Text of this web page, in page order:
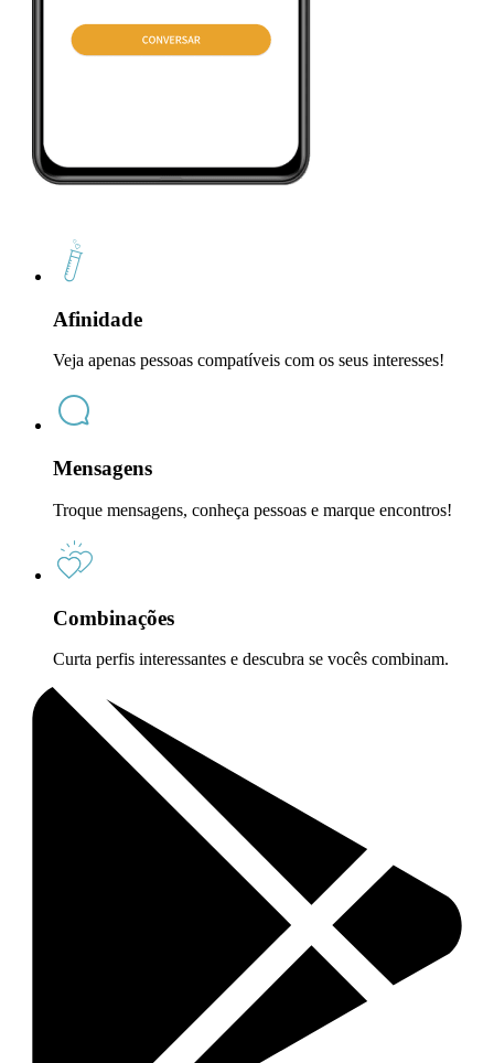
Afinidade
Veja apenas pessoas compatíveis com os seus interesses!
Mensagens
Troque mensagens, conheça pessoas e marque encontros!
Combinações
Curta perfis interessantes e descubra se vocês combinam.